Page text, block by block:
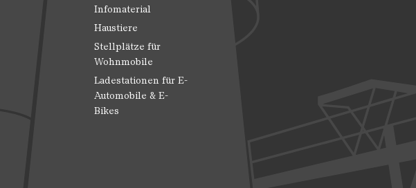
Infomaterial
Haustiere
Stellplätze für
Wohnmobile
Ladestationen für E-
Automobile & E-
Bikes